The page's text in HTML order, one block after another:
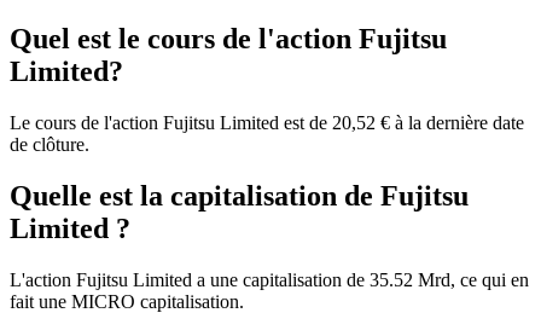
Quel est le cours de l'action Fujitsu
Limited?
Le cours de l'action Fujitsu Limited est de 20,52 € à la dernière date
de clôture.
Quelle est la capitalisation de Fujitsu
Limited ?
L'action Fujitsu Limited a une capitalisation de 35.52 Mrd, ce qui en
fait une MICRO capitalisation.